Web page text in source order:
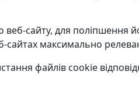
сайту, для поліпшення
сайтах максимально
файлів cookie